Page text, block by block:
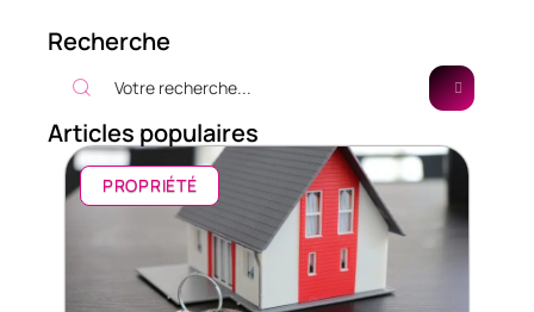
Recherche
Articles populaires
PROPRIÉTÉ